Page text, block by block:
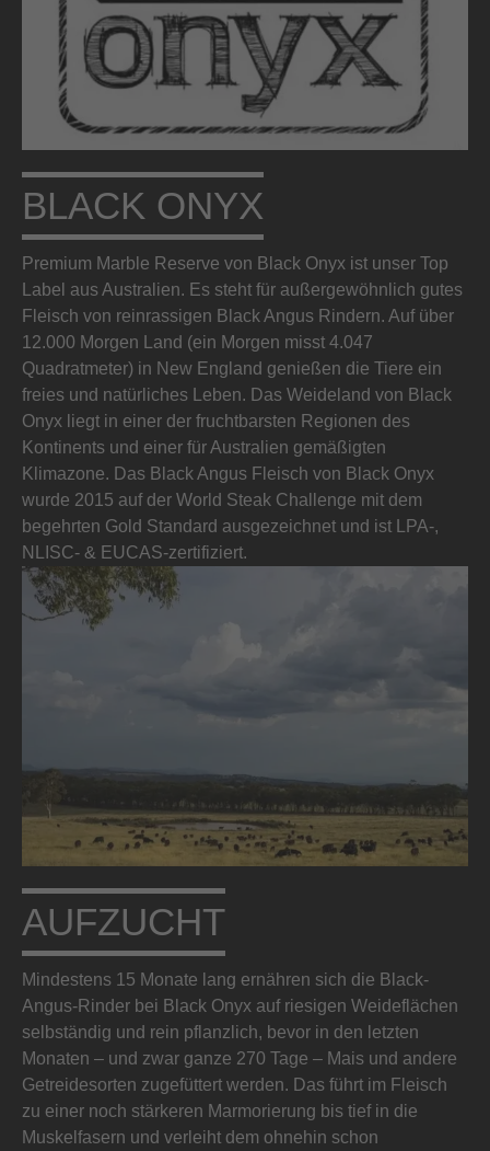
BLACK ONYX
Premium Marble Reserve von Black Onyx ist unser Top
Label aus Australien. Es steht für außergewöhnlich gutes
Fleisch von reinrassigen Black Angus Rindern. Auf über
12.000 Morgen Land (ein Morgen misst 4.047
Quadratmeter) in New England genießen die Tiere ein
freies und natürliches Leben. Das Weideland von Black
Onyx liegt in einer der fruchtbarsten Regionen des
Kontinents und einer für Australien gemäßigten
Klimazone. Das Black Angus Fleisch von Black Onyx
wurde 2015 auf der World Steak Challenge mit dem
begehrten Gold Standard ausgezeichnet und ist LPA-,
NLISC- & EUCAS-zertifiziert.
AUFZUCHT
Mindestens 15 Monate lang ernähren sich die Black-
Angus-Rinder bei Black Onyx auf riesigen Weideflächen
selbständig und rein pflanzlich, bevor in den letzten
Monaten – und zwar ganze 270 Tage – Mais und andere
Getreidesorten zugefüttert werden. Das führt im Fleisch
zu einer noch stärkeren Marmorierung bis tief in die
Muskelfasern und verleiht dem ohnehin schon